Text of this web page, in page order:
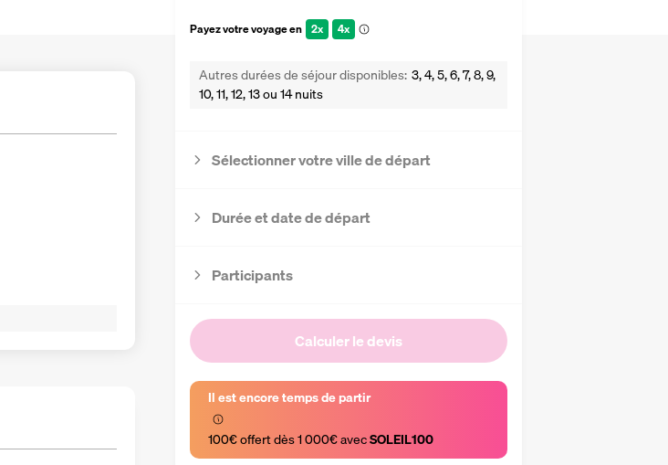
Payez votre voyage en 2x 4x
Autres durées de séjour disponibles 3, 4, 5, 6, 7, 8, 9,
10, 11, 12, 13 ou 14 nuits
Sélectionner votre ville de départ
Durée et date de départ
Participants
Calculer le devis
Il est encore temps de partir
100€ offert dès 1 000€ avec SOLEIL100